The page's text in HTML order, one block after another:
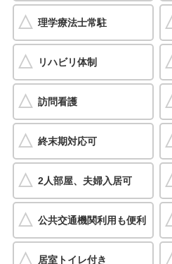
理学療法士常駐
リハビリ体制
訪問看護
終末期対応可
2人部屋、夫婦入居可
公共交通機関利用も便利
居室トイレ付き